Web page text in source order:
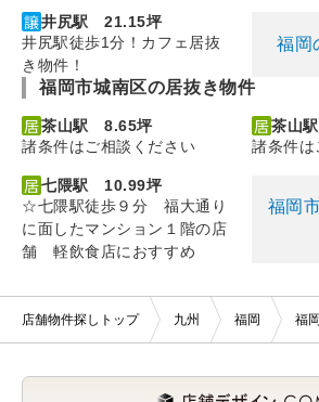
井尻駅 21.15坪
井尻駅徒歩1分！カフェ居抜
き物件！
福岡
福岡市城南区の居抜き物件
茶山駅 8.65坪
諸条件はご相談ください
茶山
諸条件は
七隈駅 10.99坪
☆七隈駅徒歩９分 福大通り
に面したマンション１階の店
舗 軽飲食店におすすめ
福岡
店舗物件探しトップ 九州 福岡 福